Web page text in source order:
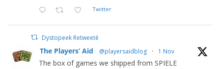
Twitter
Dystopeek Retweeté
The Players’ Aid @playersaidblog · 1 Nov
The box of games we shipped from SPIELE